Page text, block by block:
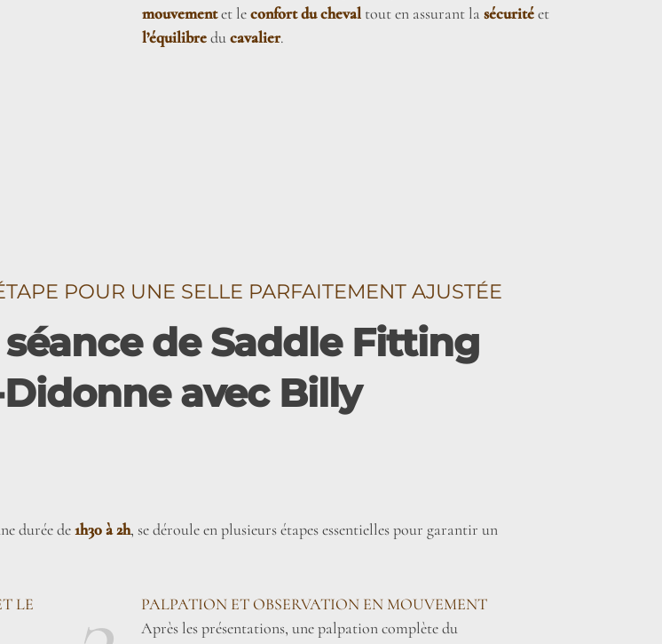
mouvementet leconfort du cheval tout en assurant lasécuritéet
l’équilibreducavalier.
POUR UNE SELLE PARFAITEMENT AJUSTÉE
de Saddle Fitting
avec Billy
durée de1h30 à 2h, se déroule en plusieurs étapes essentielles pour garantir un
LE
PALPATION ET OBSERVATION EN MOUVEMENT
Après les présentations, une palpation complète du